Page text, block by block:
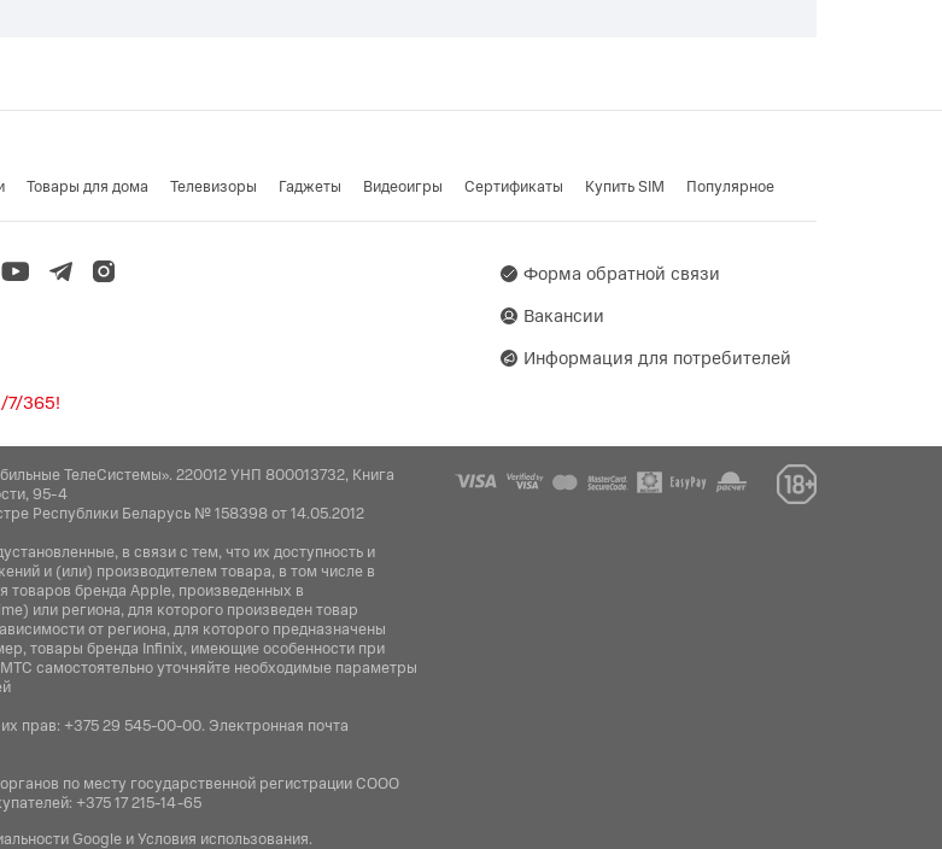
Товары для дома Телевизоры Гаджеты Видеоигры Cертификаты Купить SIM Популярное
Форма обратной связи
Вакансии
Информация для потребителей
7/365!
ТелеСистемы». 220012 УНП 800013732, Книга
95-4
Республики Беларусь № 158398 от 14.05.2012
в связи с тем, что их доступность и
и (или) производителем товара, в том числе в
товаров бренда Apple, произведенных в
или региона, для которого произведен товар
от региона, для которого предназначены
товары бренда Infiniх, имеющие особенности при
самостоятельно уточняйте необходимые параметры
прав: +375 29 545-00-00. Электронная почта
по месту государственной регистрации СООО
+375 17 215-14-65
Google иУсловия использования.